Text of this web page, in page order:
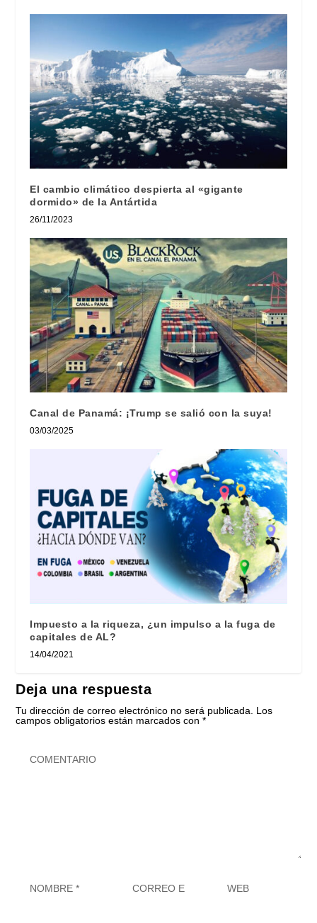
El cambio climático despierta al «gigante
dormido» de la Antártida
26/11/2023
Canal de Panamá: ¡Trump se salió con la suya!
03/03/2025
Impuesto a la riqueza, ¿un impulso a la fuga de
capitales de AL?
14/04/2021
Deja una respuesta
Tu dirección de correo electrónico no será publicada.
Los
campos obligatorios están marcados con*